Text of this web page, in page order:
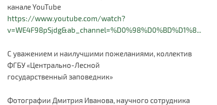
канале YouTube
https://www.youtube.com/watch?
v=WE4F98pSjdg&ab_channel=%D0%98%D0%BD%D1%8...
С уважением и наилучшими пожеланиями, коллектив
ФГБУ «Центрально-Лесной
государственный заповедник»
Фотографии Дмитрия Иванова, научного сотрудника